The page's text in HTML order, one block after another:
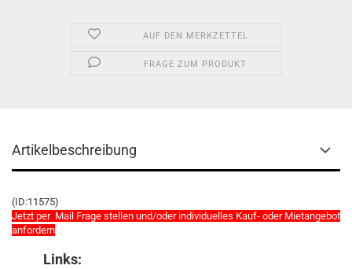
AUF DEN MERKZETTEL
FRAGE ZUM PRODUKT
Artikelbeschreibung
(ID:11575)
Jetzt per Mail Frage stellen und/oder individuelles Kauf- oder Mietangebot
anfordern
Links: